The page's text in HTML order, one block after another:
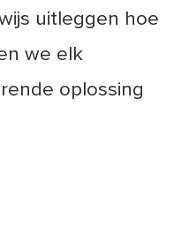
uitleggen hoe
we elk
oplossing